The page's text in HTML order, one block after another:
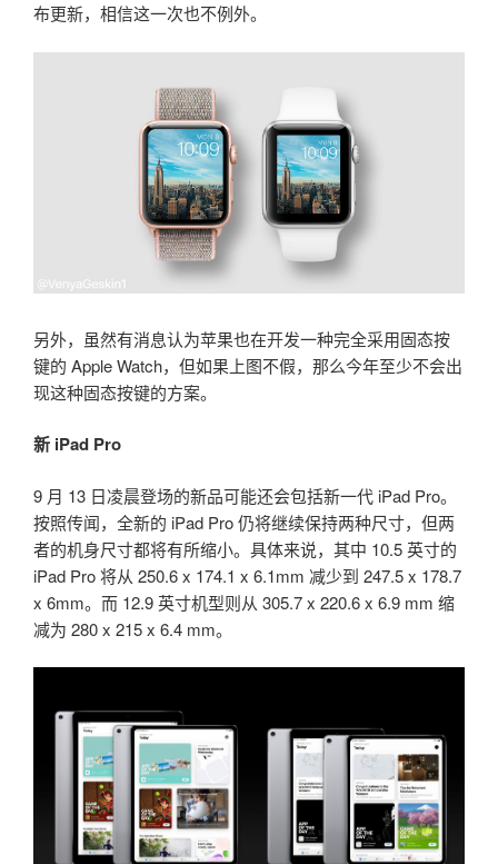
布更新，相信这一次也不例外。
另外，虽然有消息认为苹果也在开发一种完全采用固态按
键的 Apple Watch，但如果上图不假，那么今年至少不会出
现这种固态按键的方案。
新 iPad Pro
9 月 13 日凌晨登场的新品可能还会包括新一代 iPad Pro。
按照传闻，全新的 iPad Pro 仍将继续保持两种尺寸，但两
者的机身尺寸都将有所缩小。具体来说，其中 10.5 英寸的
iPad Pro 将从 250.6 x 174.1 x 6.1mm 减少到 247.5 x 178.7
x 6mm。而 12.9 英寸机型则从 305.7 x 220.6 x 6.9 mm 缩
减为 280 x 215 x 6.4 mm。